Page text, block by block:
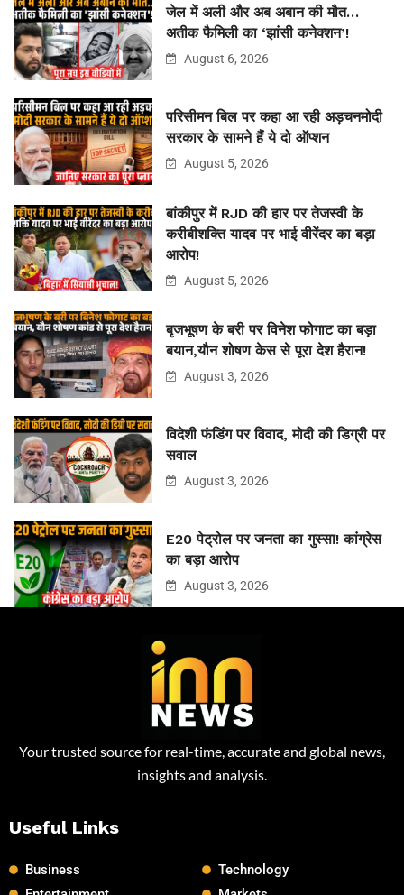
जेल में अली और अब अबान की मौत…
अतीक फैमिली का ‘झांसी कनेक्शन’!
August 6, 2026
परिसीमन बिल पर कहा आ रही अड़चनमोदी
सरकार के सामने हैं ये दो ऑप्शन
August 5, 2026
बांकीपुर में RJD की हार पर तेजस्वी के
करीबीशक्ति यादव पर भाई वीरेंदर का बड़ा
आरोप!
August 5, 2026
बृजभूषण के बरी पर विनेश फोगाट का बड़ा
बयान,यौन शोषण केस से पूरा देश हैरान!
August 3, 2026
विदेशी फंडिंग पर विवाद, मोदी की डिग्री पर
सवाल
August 3, 2026
E20 पेट्रोल पर जनता का गुस्सा! कांग्रेस
का बड़ा आरोप
August 3, 2026
Your trusted source for real-time, accurate and global news,
insights and analysis.
Useful Links
Business
Technology